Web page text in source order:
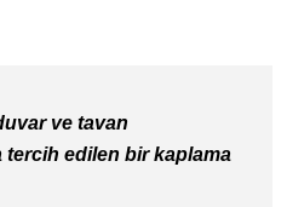
ve tavan
tercih edilen bir kaplama